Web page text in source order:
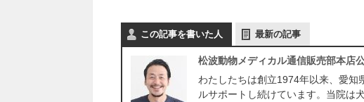
この記事を書いた人 最新の記事
松波動物メディカル通信販売部本店
わたしたちは創立1974年以来、愛知
ルサポートし続けています。当院は